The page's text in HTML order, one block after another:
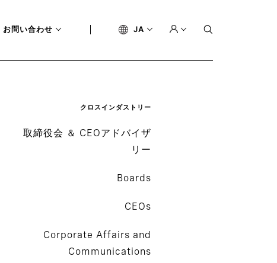
お問い合わせ JA
クロスインダストリー
取締役会 ＆ CEOアドバイザ
リー
Boards
CEOs
Corporate Affairs and
Communications